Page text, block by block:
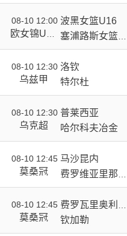
08-10 12:00
欧女锦U16
B级
波黑女篮U16
塞浦路斯女篮U1
6
08-10 12:30
乌兹甲
洛钦
特尔杜
08-10 12:30
乌克超
普莱西亚
哈尔科夫冶金
08-10 12:45
莫桑冠
马沙昆内
费罗维亚里那卡
拉
08-10 12:45
莫桑冠
费罗瓦里奥利欣
加
钦加勒